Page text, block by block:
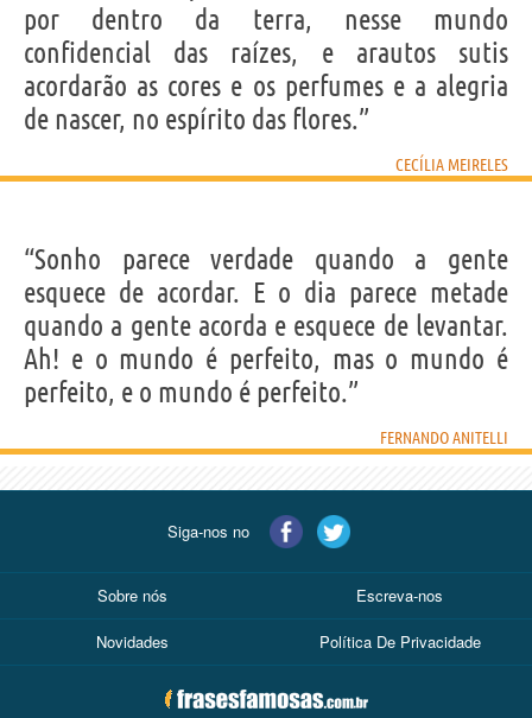
por dentro da terra, nesse mundo
confidencial das raízes, e arautos sutis
acordarão as cores e os perfumes e a alegria
de nascer, no espírito das flores.”
CECÍLIA MEIRELES
“Sonho parece verdade quando a gente
esquece de acordar. E o dia parece metade
quando a gente acorda e esquece de levantar.
Ah! e o mundo é perfeito, mas o mundo é
perfeito, e o mundo é perfeito.”
FERNANDO ANITELLI
Siga-nos no
Sobre nós Escreva-nos
Novidades Política De Privacidade